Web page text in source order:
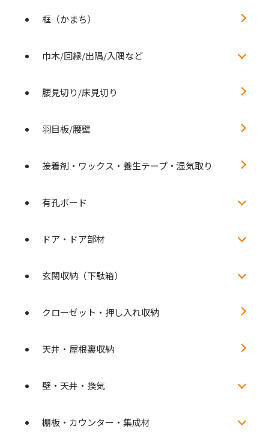
框（かまち）
巾木/回縁/出隅/入隅など
腰見切り/床見切り
羽目板/腰壁
接着剤・ワックス・養生テープ・湿気取り
有孔ボード
ドア・ドア部材
玄関収納（下駄箱）
クローゼット・押し入れ収納
天井・屋根裏収納
壁・天井・換気
棚板・カウンター・集成材